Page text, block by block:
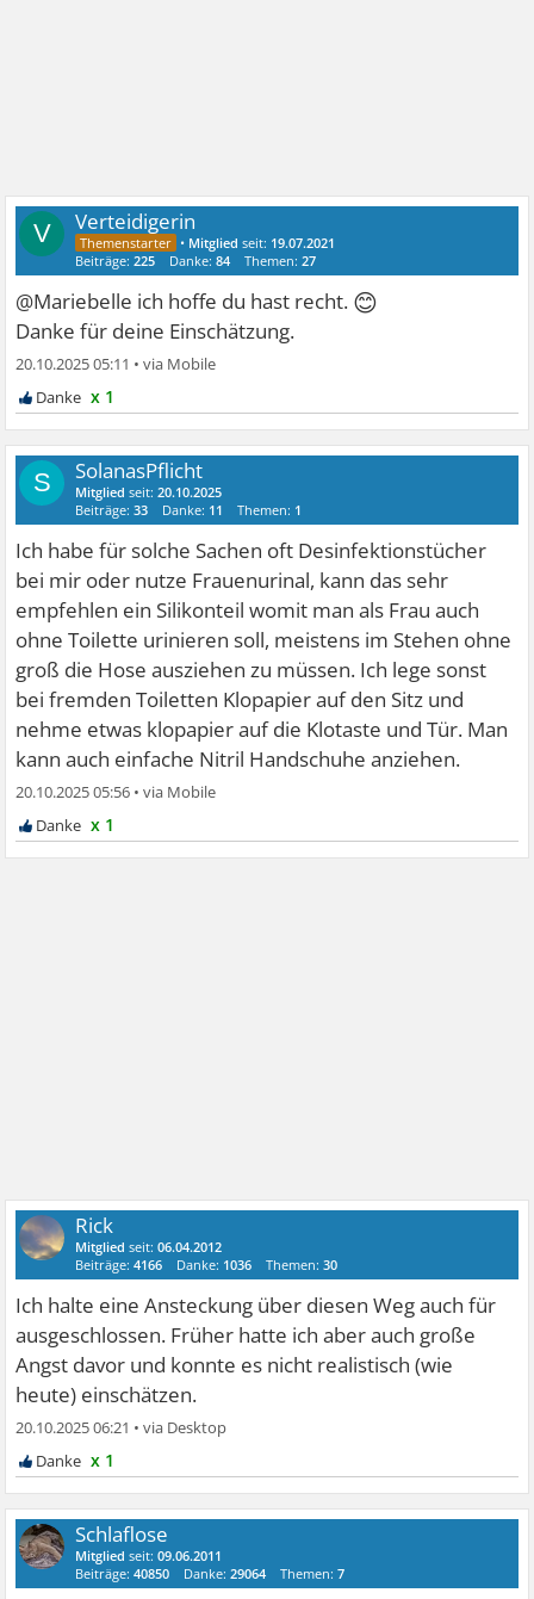
V Verteidigerin
• Mitglied seit: 19.07.2021
Beiträge:225 Danke:84 Themen:27
@Mariebelle ich hoffe du hast recht. 😊
Danke für deine Einschätzung.
20.10.2025 05:11 •
x 1
S SolanasPflicht
Mitglied seit:20.10.2025
Beiträge:33 Danke: 11 Themen: 1
Ich habe für solche Sachen oft Desinfektionstücher
bei mir oder nutze Frauenurinal, kann das sehr
empfehlen ein Silikonteil womit man als Frau auch
ohne Toilette urinieren soll, meistens im Stehen ohne
groß die Hose ausziehen zu müssen. Ich lege sonst
bei fremden Toiletten Klopapier auf den Sitz und
nehme etwas klopapier auf die Klotaste und Tür. Man
kann auch einfache Nitril Handschuhe anziehen.
20.10.2025 05:56 •
x 1
Rick
Mitglied seit:06.04.2012
Beiträge:4166 Danke: 1036 Themen:30
Ich halte eine Ansteckung über diesen Weg auch für
ausgeschlossen. Früher hatte ich aber auch große
Angst davor und konnte es nicht realistisch (wie
heute) einschätzen.
20.10.2025 06:21 •
x 1
Schlaflose
Mitglied seit:09.06.2011
Beiträge:40850 Danke:29064 Themen:7